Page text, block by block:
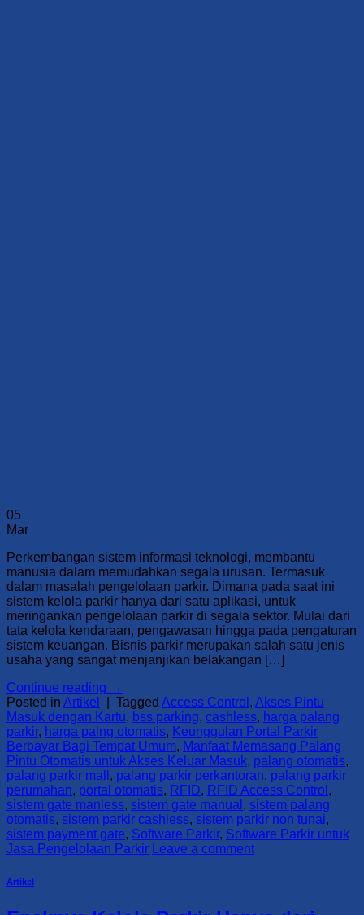
05
Mar
Perkembangan sistem informasi teknologi, membantu
manusia dalam memudahkan segala urusan. Termasuk
dalam masalah pengelolaan parkir. Dimana pada saat ini
sistem kelola parkir hanya dari satu aplikasi, untuk
meringankan pengelolaan parkir di segala sektor. Mulai dari
tata kelola kendaraan, pengawasan hingga pada pengaturan
sistem keuangan. Bisnis parkir merupakan salah satu jenis
usaha yang sangat menjanjikan belakangan […]
Continue reading →
Posted in Artikel Tagged Access Control , Akses Pintu
Masuk dengan Kartu, bss parking, cashless, harga palang
parkir, harga palng otomatis, Keunggulan Portal Parkir
Berbayar Bagi Tempat Umum, Manfaat Memasang Palang
Pintu Otomatis untuk Akses Keluar Masuk, palang otomatis,
palang parkir mall , palang parkir perkantoran, palang parkir
perumahan, portal otomatis, RFID, RFID Access Control ,
sistem gate manless, sistem gate manual , sistem palang
otomatis, sistem parkir cashless, sistem parkir non tunai,
sistem payment gate, Software Parkir, Software Parkir untuk
Jasa Pengelolaan Parkir
Leave a comment
Artikel